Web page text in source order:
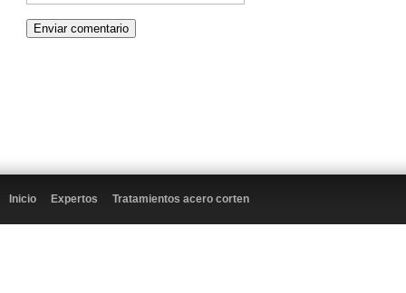
Inicio Expertos Tratamientos acero corten